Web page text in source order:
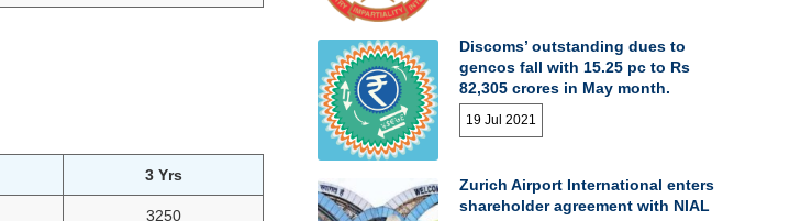
3 Yrs
3250
Discoms’ outstanding dues to
gencos fall with 15.25 pc to Rs
82,305 crores in May month.
19 Jul 2021
Zurich Airport International enters
shareholder agreement with NIAL